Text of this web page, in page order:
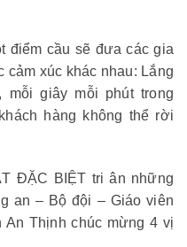
điểm cầu sẽ đưa các gia
xúc khác nhau: Lắng
giây mỗi phút trong
hàng không thể rời
ĐẶC BIỆT tri ân những
an – Bộ đội – Giáo viên
An Thịnh chúc mừng 4 vị